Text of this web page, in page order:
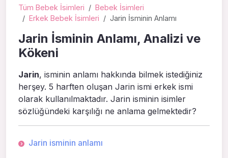
Tüm Bebek İsimleri
Bebek İsimleri
Erkek Bebek İsimleri
Jarin İsminin Anlamı
Jarin İsminin Anlamı, Analizi ve
Kökeni
Jarin, isminin anlamı hakkında bilmek istediğiniz
herşey. 5 harften oluşan Jarin ismi erkek ismi
olarak kullanılmaktadır. Jarin isminin isimler
sözlüğündeki karşılığı ne anlama gelmektedir?
Jarin isminin anlamı